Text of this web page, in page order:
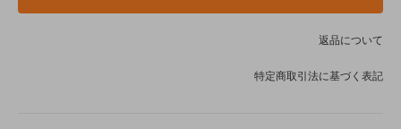
返品について
特定商取引法に基づく表記